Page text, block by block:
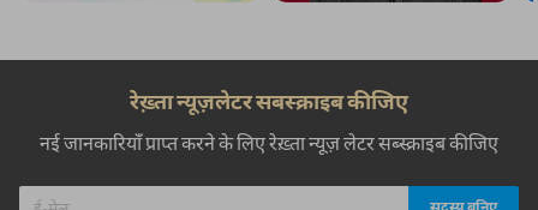
रेख़्ता न्यूज़लेटर सबस्क्राइब कीजिए
नई जानकारियाँ प्राप्त करने के लिए रेख़्ता न्यूज़ लेटर सब्स्क्राइब कीजिए